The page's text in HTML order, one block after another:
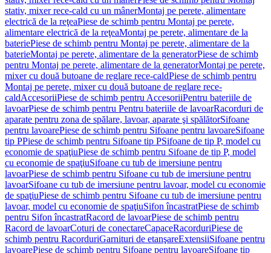
stativ, mixer rece-cald cu un mânerMontaj pe perete, alimentare
electrică de la reţeaPiese de schimb pentru Montaj pe perete,
alimentare electrică de la reţeaMontaj pe perete, alimentare de la
bateriePiese de schimb pentru Montaj pe perete, alimentare de la
baterieMontaj pe perete, alimentare de la generatorPiese de schimb
pentru Montaj pe perete, alimentare de la generatorMontaj pe perete,
mixer cu două butoane de reglare rece-caldPiese de schimb pentru
Montaj pe perete, mixer cu două butoane de reglare rece-
caldAccesoriiPiese de schimb pentru AccesoriiPentru bateriile de
lavoarPiese de schimb pentru Pentru bateriile de lavoarRacorduri de
aparate pentru zona de spălare, lavoar, aparate şi spălătorSifoane
pentru lavoarePiese de schimb pentru Sifoane pentru lavoareSifoane
tip PPiese de schimb pentru Sifoane tip PSifoane de tip P, model cu
economie de spaţiuPiese de schimb pentru Sifoane de tip P, model
cu economie de spaţiuSifoane cu tub de imersiune pentru
lavoarPiese de schimb pentru Sifoane cu tub de imersiune pentru
lavoarSifoane cu tub de imersiune pentru lavoar, model cu economie
de spaţiuPiese de schimb pentru Sifoane cu tub de imersiune pentru
lavoar, model cu economie de spaţiuSifon încastratPiese de schimb
pentru Sifon încastratRacord de lavoarPiese de schimb pentru
Racord de lavoarCoturi de conectareCapaceRacorduriPiese de
schimb pentru RacorduriGarnituri de etanşareExtensiiSifoane pentru
lavoarePiese de schimb pentru Sifoane pentru lavoareSifoane tip